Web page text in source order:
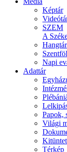
Képtár
SZEM
A
Hangtár
Napi
Adattár
Papok,
Világi
Térkép